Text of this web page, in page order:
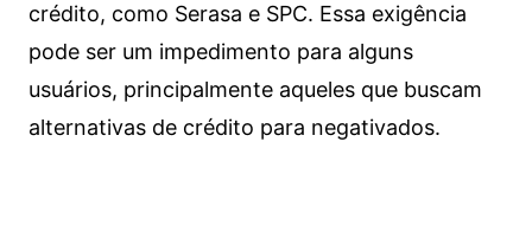
crédito, como Serasa e SPC. Essa exigência
pode ser um impedimento para alguns
usuários, principalmente aqueles que buscam
alternativas de crédito para negativados.